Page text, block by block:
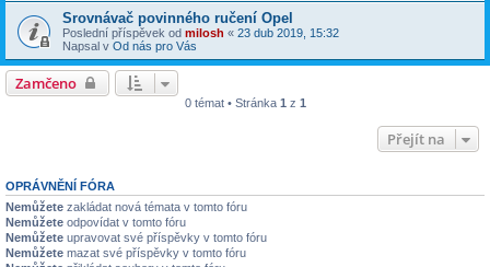
Srovnávač povinného ručení Opel
Poslední příspěvek od milosh « 23 dub 2019, 15:32
Napsal v Od nás pro Vás
Zamčeno
0 témat • Stránka 1 z 1
Přejít na
OPRÁVNĚNÍ FÓRA
Nemůžete zakládat nová témata v tomto fóru
Nemůžete odpovídat v tomto fóru
Nemůžete upravovat své příspěvky v tomto fóru
Nemůžete mazat své příspěvky v tomto fóru